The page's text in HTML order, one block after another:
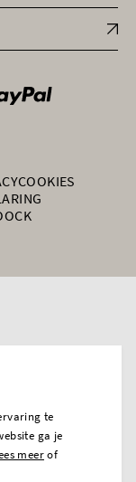
COOKIES
te
ga je
meerof